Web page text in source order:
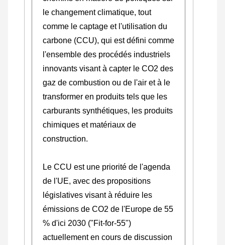
le changement climatique, tout
comme le captage et l'utilisation du
carbone (CCU), qui est défini comme
l'ensemble des procédés industriels
innovants visant à capter le CO2 des
gaz de combustion ou de l'air et à le
transformer en produits tels que les
carburants synthétiques, les produits
chimiques et matériaux de
construction.
Le CCU est une priorité de l'agenda
de l'UE, avec des propositions
législatives visant à réduire les
émissions de CO2 de l'Europe de 55
% d'ici 2030 ("Fit-for-55")
actuellement en cours de discussion